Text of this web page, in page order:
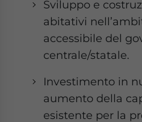
Sviluppo e
abitativi
accessibile del
centrale/statale.
Investimento in
aumento della
esistente per la